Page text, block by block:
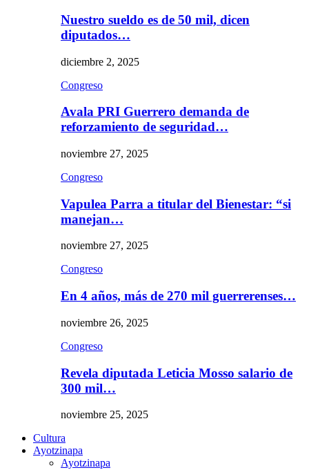
Nuestro sueldo es de 50 mil, dicen
diputados…
diciembre 2, 2025
Congreso
Avala PRI Guerrero demanda de
reforzamiento de seguridad…
noviembre 27, 2025
Congreso
Vapulea Parra a titular del Bienestar: “si
manejan…
noviembre 27, 2025
Congreso
En 4 años, más de 270 mil guerrerenses…
noviembre 26, 2025
Congreso
Revela diputada Leticia Mosso salario de
300 mil…
noviembre 25, 2025
Cultura
Ayotzinapa
Ayotzinapa